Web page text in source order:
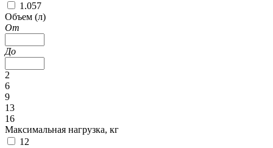
1.057
Объем (л)
От
До
2
6
9
13
16
Максимальная нагрузка, кг
12